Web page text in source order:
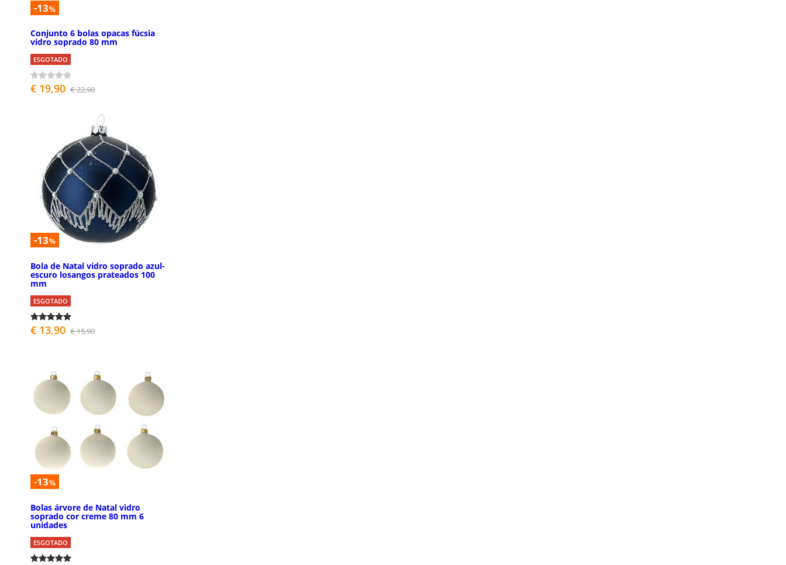
-13%
Conjunto 6 bolas opacas fúcsia
vidro soprado 80 mm
ESGOTADO
€ 19,90 € 22,90
-13%
Bola de Natal vidro soprado azul-
escuro losangos prateados 100
mm
ESGOTADO
€ 13,90 € 15,90
-13%
Bolas árvore de Natal vidro
soprado cor creme 80 mm 6
unidades
ESGOTADO